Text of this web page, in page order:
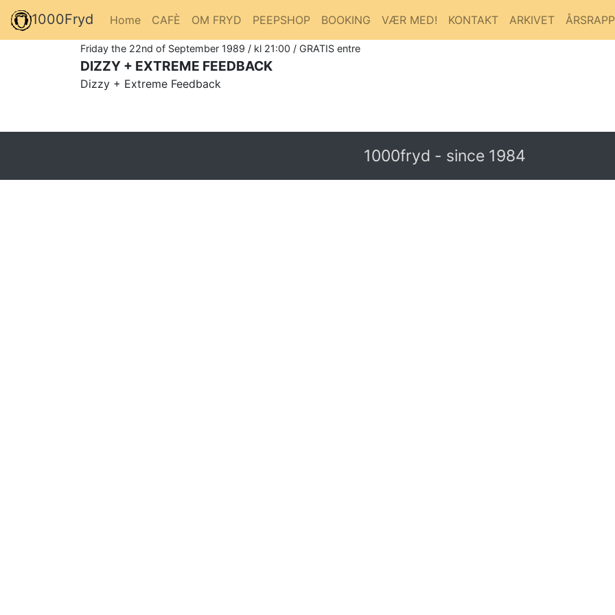
1000Fryd Home CAFÈ OM FRYD PEEPSHOP BOOKING VÆR MED! KONTAKT ARKIVET
Friday the 22nd of September 1989 / kl 21:00 / GRATIS entre
DIZZY + EXTREME FEEDBACK
Dizzy + Extreme Feedback
1000fryd - since 1984